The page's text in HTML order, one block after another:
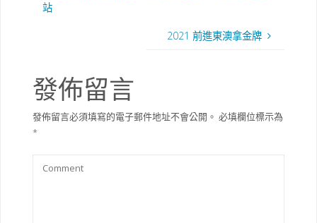
站
2021 前進東澳拿金牌
發佈留言
發佈留言必須填寫的電子郵件地址不會公開。 必填欄位標示為
*